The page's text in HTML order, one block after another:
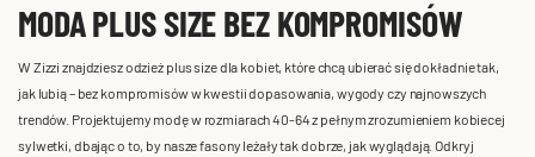
MODA PLUS SIZE BEZ KOMPROMISÓW
W Zizzi znajdziesz odzież plus size dla kobiet, które chcą ubierać się dokładnie tak,
jak lubią – bez kompromisów w kwestii dopasowania, wygody czy najnowszych
trendów. Projektujemy modę w rozmiarach 40-64 z pełnym zrozumieniem kobiecej
sylwetki, dbając o to, by nasze fasony leżały tak dobrze, jak wyglądają. Odkryj